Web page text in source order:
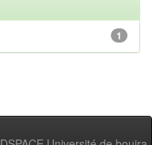
1